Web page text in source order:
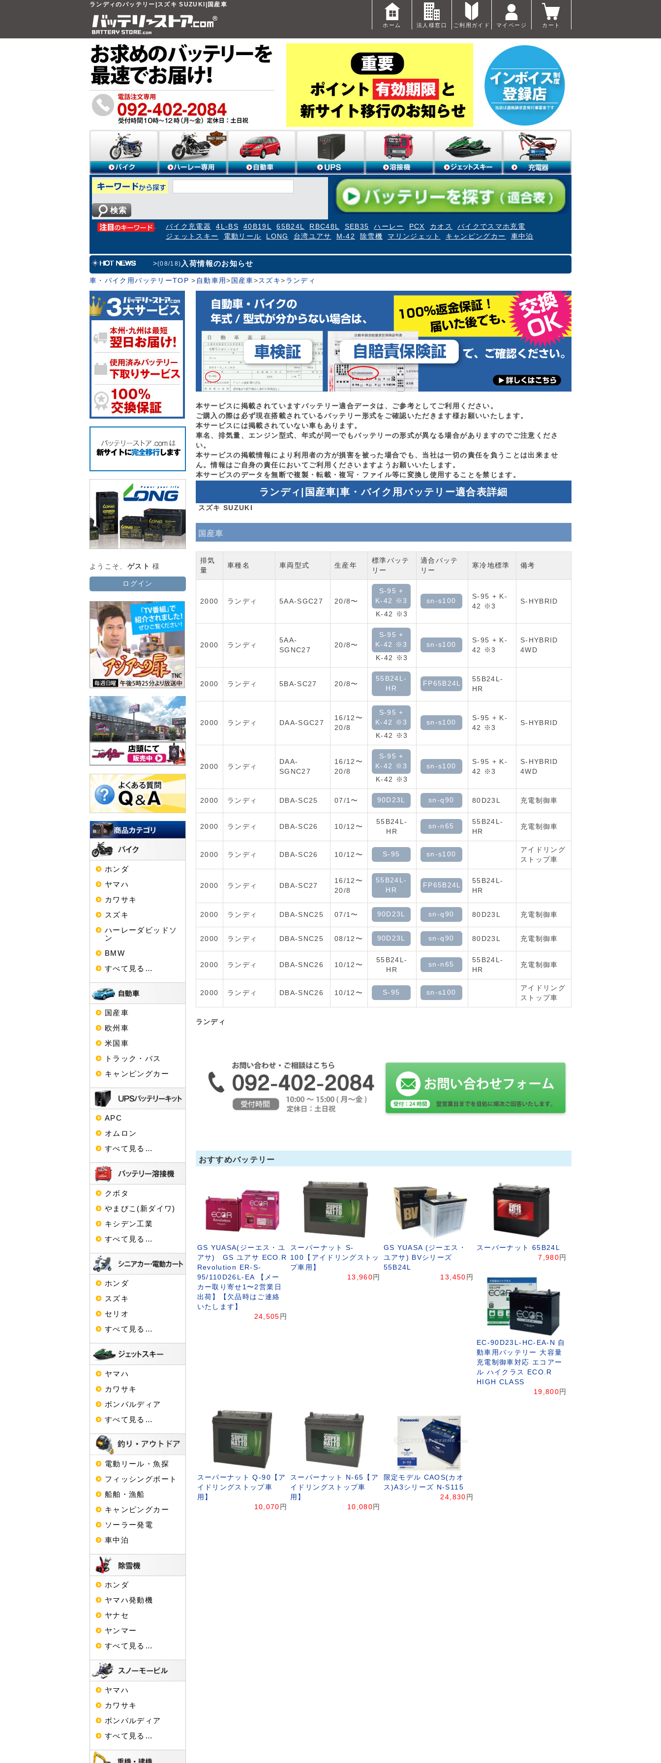
ランディのバッテリー|スズキ SUZUKI|国産車
ホーム 法人様窓口 ご利用ガイド マイページ カート
検索
バイク充電器 4L-BS 40B19L 65B24L RBC48L SEB35 ハーレー PCX カオス
バイクでスマホ充電
ジェットスキー
電動リール LONG 台湾ユアサ M-42 除雪機 マリンジェット キャンピングカー 車中泊
>(08/18) 入荷情報のお知らせ
車・バイク用バッテリーTOP > 自動車用> 国産車>スズキ> ランディ
本サービスに掲載されていますバッテリー適合データは、ご参考としてご利用ください。
ご購入の際は必ず現在搭載されているバッテリー形式をご確認いただきます様お願いいたします。
本サービスには掲載されていない車もあります。
車名、排気量、エンジン型式、年式が同一でもバッテリーの形式が異なる場合がありますのでご注意くださ
い。
本サービスの掲載情報により利用者の方が損害を被った場合でも、当社は一切の責任を負うことは出来ませ
ん。情報はご自身の責任においてご利用くださいますようお願いいたします。
本サービスのデータを無断で複製・転載・複写・ファイル等に変換し使用することを禁じます。
ランディ|国産車|車・バイク用バッテリー適合表詳細
スズキ SUZUKI
国産車
排気
量
車種名 車両型式 生産年
標準バッテ
リー
適合バッテ
リー
寒冷地標準 備考
2000 ランディ 5AA-SGC27 20/8〜
S-95 +
K-42 ※3
K-42 ※3
sn-s100
S-95 + K-
42 ※3
S-HYBRID
2000 ランディ
5AA-
SGNC27
20/8〜
S-95 +
K-42 ※3
K-42 ※3
sn-s100
S-95 + K-
42 ※3
S-HYBRID
4WD
2000 ランディ 5BA-SC27 20/8〜
55B24L-
HR
FP65B24L
55B24L-
HR
2000 ランディ DAA-SGC27
16/12〜
20/8
S-95 +
K-42 ※3
K-42 ※3
sn-s100
S-95 + K-
42 ※3
S-HYBRID
2000 ランディ
DAA-
SGNC27
16/12〜
20/8
S-95 +
K-42 ※3
K-42 ※3
sn-s100
S-95 + K-
42 ※3
S-HYBRID
4WD
2000 ランディ DBA-SC25 07/1〜 90D23L sn-q90 80D23L 充電制御車
2000 ランディ DBA-SC26 10/12〜
55B24L-
HR
sn-n65
55B24L-
HR
充電制御車
2000 ランディ DBA-SC26 10/12〜 S-95 sn-s100
アイドリング
ストップ車
2000 ランディ DBA-SC27
16/12〜
20/8
55B24L-
HR
FP65B24L
55B24L-
HR
2000 ランディ DBA-SNC25 07/1〜 90D23L sn-q90 80D23L 充電制御車
2000 ランディ DBA-SNC25 08/12〜 90D23L sn-q90 80D23L 充電制御車
2000 ランディ DBA-SNC26 10/12〜
55B24L-
HR
sn-n65
55B24L-
HR
充電制御車
2000 ランディ DBA-SNC26 10/12〜 S-95 sn-s100
アイドリング
ストップ車
ランディ
おすすめバッテリー
GS YUASA(ジーエス・ユ
アサ) GS ユアサ ECO.R
Revolution ER-S-
95/110D26L-EA 【メー
カー取り寄せ1〜2営業日
出荷】【欠品時はご連絡
いたします】
24,505 円
スーパーナット S-
100【アイドリングストッ
プ車用】
13,960円
GS YUASA (ジーエス・
ユアサ) BVシリーズ
55B24L
13,450 円
スーパーナット 65B24L
7,980円
EC-90D23L-HC-EA-N 自
動車用バッテリー 大容量
充電制御車対応 エコアー
ル ハイクラス ECO.R
HIGH CLASS
19,800 円
スーパーナット Q-90【ア
イドリングストップ車
用】
10,070 円
スーパーナット N-65【ア
イドリングストップ車
用】
10,080 円
限定モデル CAOS(カオ
ス)A3シリーズ N-S115
24,830 円
ようこそ、 ゲスト 様
ログイン
ホンダ
ヤマハ
カワサキ
スズキ
ハーレーダビッドソ
ン
BMW
すべて見る…
国産車
欧州車
米国車
トラック・バス
キャンピングカー
APC
オムロン
すべて見る…
クボタ
やまびこ(新ダイワ)
キシデン工業
すべて見る…
ホンダ
スズキ
セリオ
すべて見る…
ヤマハ
カワサキ
ボンバルディア
すべて見る…
電動リール・魚探
フィッシングボート
船舶・漁船
キャンピングカー
ソーラー発電
車中泊
ホンダ
ヤマハ発動機
ヤナセ
ヤンマー
すべて見る…
ヤマハ
カワサキ
ボンバルディア
すべて見る…